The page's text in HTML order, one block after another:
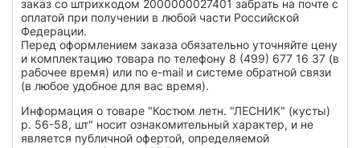
заказ со штрихкодом 2000000027401 забрать на почте с
оплатой при получении в любой части Российской
Федерации.
Перед оформлением заказа обязательно уточняйте цену
и комплектацию товара по телефону 8 (499) 677 16 37 (в
рабочее время) или по e-mail и системе обратной связи
(в любое удобное для вас время).
Информация о товаре "Костюм летн. "ЛЕСНИК" (кусты)
р. 56-58, шт" носит ознакомительный характер, и не
является публичной офертой, определяемой